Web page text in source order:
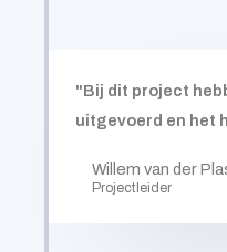
"Bij dit project
uitgevoerd en het
Willem van der
Projectleider